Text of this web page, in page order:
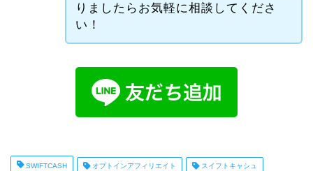
りましたらお気軽に相談してくださ
い！
SWIFTCASH オプトインアフィリエイト スイフトキャシュ